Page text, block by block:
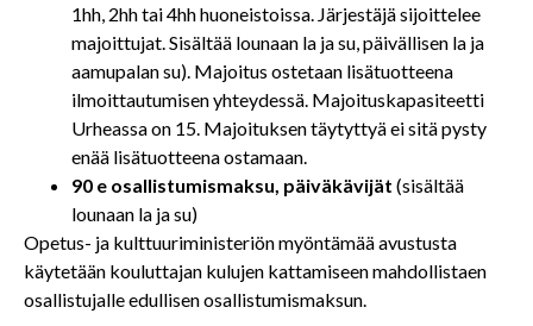
1hh, 2hh tai 4hh huoneistoissa. Järjestäjä sijoittelee
majoittujat. Sisältää lounaan la ja su, päivällisen la ja
aamupalan su). Majoitus ostetaan lisätuotteena
ilmoittautumisen yhteydessä. Majoituskapasiteetti
Urheassa on 15. Majoituksen täytyttyä ei sitä pysty
enää lisätuotteena ostamaan.
90 e osallistumismaksu, päiväkävijät (sisältää
lounaan la ja su)
Opetus- ja kulttuuriministeriön myöntämää avustusta
käytetään kouluttajan kulujen kattamiseen mahdollistaen
osallistujalle edullisen osallistumismaksun.